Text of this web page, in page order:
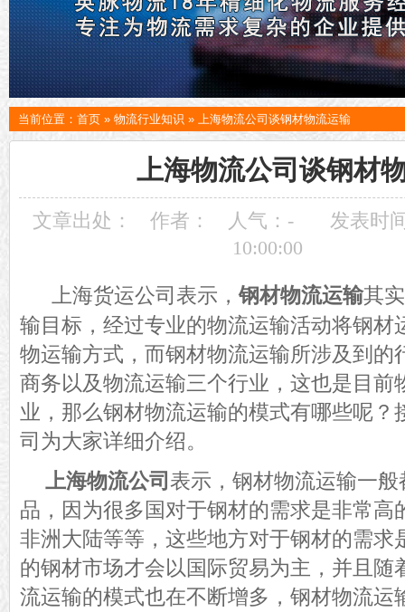
当前位置： 首页 » 物流行业知识 » 上海物流公司谈钢材物流运输
上海物流公司谈钢材
文章出处： 作者： 人气： -
发表时
10:00:00
上海货运公司表示，钢材物流运输其
输目标，经过专业的物流运输活动将钢材
物运输方式，而钢材物流运输所涉及到的
商务以及物流运输三个行业，这也是目前
业，那么钢材物流运输的模式有哪些呢？
司为大家详细介绍。
上海物流公司表示，钢材物流运输一
品，因为很多国对于钢材的需求是非常高
非洲大陆等等，这些地方对于钢材的需求
的钢材市场才会以国际贸易为主，并且随
流运输的模式也在不断增多，钢材物流运